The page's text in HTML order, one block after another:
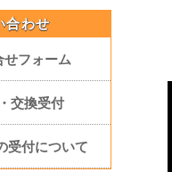
合わせ
せフォーム
交換受付
受付について